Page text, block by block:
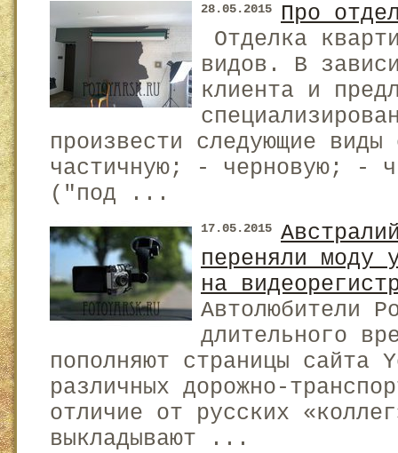
28.05.2015
Про
Отделка
видов. В
клиента и
произвести следующие
частичную; - черновую; -
("под ...
17.05.2015
переняли моду
на
Автолюбители
длительного
пополняют страницы сайта
различных дорожно-
отличие от русских
выкладывают ...